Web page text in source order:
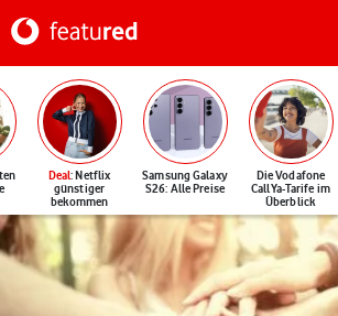
Deal: Netflix
günstiger
bekommen
Samsung Galaxy
S26: Alle Preise
Die Vodafone
CallYa-Tarife im
Überblick